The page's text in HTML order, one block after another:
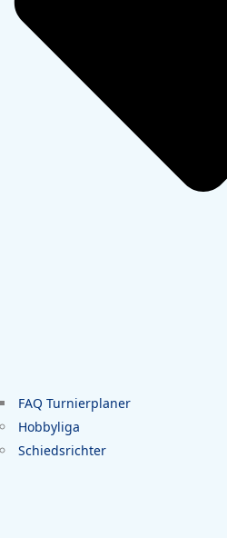
FAQ Turnierplaner
Hobbyliga
Schiedsrichter